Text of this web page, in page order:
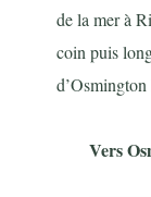
de la mer à
coin puis
Vers